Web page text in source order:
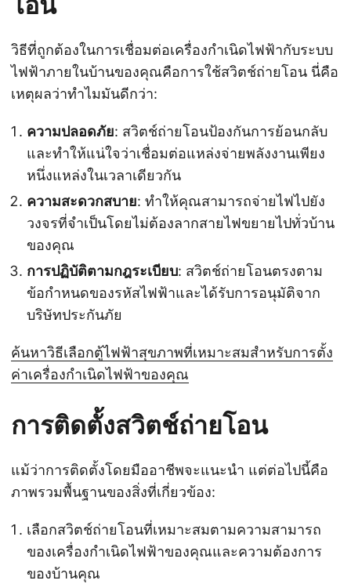
วิธีที่ถูกต้องในการเชื่อมต่อเครื่องกำเนิดไฟฟ้ากับระบบ
ไฟฟ้าภายในบ้านของคุณคือการใช้สวิตช์ถ่ายโอน นี่คือ
เหตุผลว่าทำไมมันดีกว่า:
ความปลอดภัย: สวิตช์ถ่ายโอนป้องกันการย้อนกลับ
และทำให้แน่ใจว่าเชื่อมต่อแหล่งจ่ายพลังงานเพียง
หนึ่งแหล่งในเวลาเดียวกัน
ความสะดวกสบาย: ทำให้คุณสามารถจ่ายไฟไปยัง
วงจรที่จำเป็นโดยไม่ต้องลากสายไฟขยายไปทั่วบ้าน
ของคุณ
การปฏิบัติตามกฎระเบียบ: สวิตช์ถ่ายโอนตรงตาม
ข้อกำหนดของรหัสไฟฟ้าและได้รับการอนุมัติจาก
บริษัทประกันภัย
ค้นหาวิธีเลือกตู้ไฟฟ้าสุขภาพที่เหมาะสมสำหรับการตั้ง
ค่าเครื่องกำเนิดไฟฟ้าของคุณ
การติดตั้งสวิตช์ถ่ายโอน
แม้ว่าการติดตั้งโดยมืออาชีพจะแนะนำ แต่ต่อไปนี้คือ
ภาพรวมพื้นฐานของสิ่งที่เกี่ยวข้อง:
เลือกสวิตช์ถ่ายโอนที่เหมาะสมตามความสามารถ
ของเครื่องกำเนิดไฟฟ้าของคุณและความต้องการ
ของบ้านคุณ